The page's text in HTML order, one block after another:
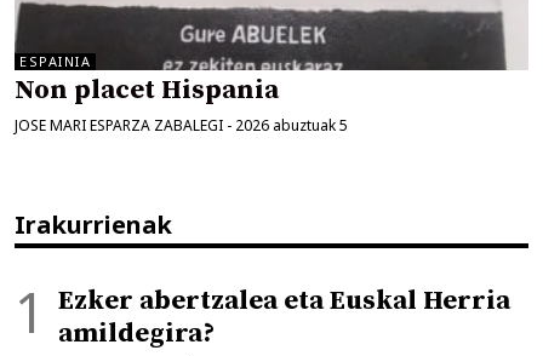
ESPAINIA
Non placet Hispania
JOSE MARI ESPARZA ZABALEGI - 2026 abuztuak 5
Irakurrienak
Ezker abertzalea eta Euskal Herria
amildegira?